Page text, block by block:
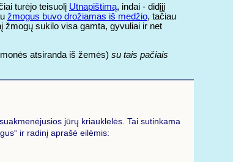
turėjo teisuolį Utnapištimą, indai - didįjį
žmogus buvo drožiamas iš medžio, tačiau
žmogų sukilo visa gamta, gyvuliai ir net
atsiranda iš žemės) su tais pačiais
jūrų kriauklelės. Tai sutinkama
ir radinį aprašė eilėmis: